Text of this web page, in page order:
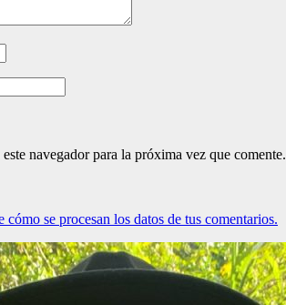
navegador para la próxima vez que comente.
cómo se procesan los datos de tus comentarios.